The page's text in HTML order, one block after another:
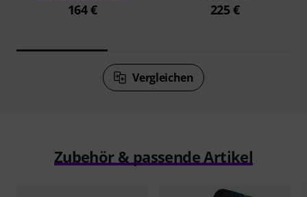
164 € 225 €
Vergleichen
Zubehör & passende Artikel